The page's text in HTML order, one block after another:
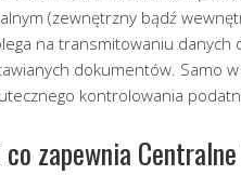
(zewnętrzny bądź
na transmitowaniu
dokumentów. Samo
kontrolowania
zapewnia